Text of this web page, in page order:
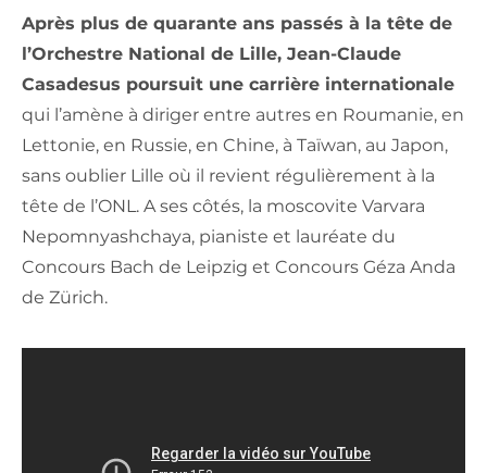
Après plus de quarante ans passés à la tête de
l’Orchestre National de Lille, Jean-Claude
Casadesus poursuit une carrière internationale
qui l’amène à diriger entre autres en Roumanie, en
Lettonie, en Russie, en Chine, à Taïwan, au Japon,
sans oublier Lille où il revient régulièrement à la
tête de l’ONL. A ses côtés, la moscovite Varvara
Nepomnyashchaya, pianiste et lauréate du
Concours Bach de Leipzig et Concours Géza Anda
de Zürich.